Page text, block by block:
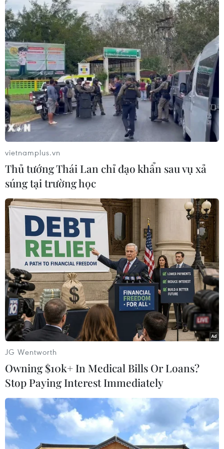
Các ngành chức năng hai tỉnh Đắk Nông, Bình
Phước đã di dời hàng nghìn hộ dân vùng hạ du
thủy điện để đảm bảo an toàn./.
(TTXVN/Vietnam+)
#Đắk Nông
#Rò rỉ thân đập thủy lợi
#Đập thủy lợi thôn 2
#Sự cố về hồ chứa nước
Lâm Đồng
Đắk Nông
Theo dõi VietnamPlus
TIN LIÊN QUAN
vietnamplus.vn
Thủ tướng Thái Lan chỉ đạo khẩn sau vụ xả
súng tại trường học
JG Wentworth
Owning $10k+ In Medical Bills Or Loans?
Stop Paying Interest Immediately